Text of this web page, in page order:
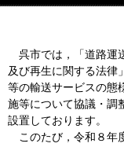
呉市では，「道路運
及び再生に関する法律
等の輸送サービスの態
施等について協議・調
設置しております。
このたび，令和８年